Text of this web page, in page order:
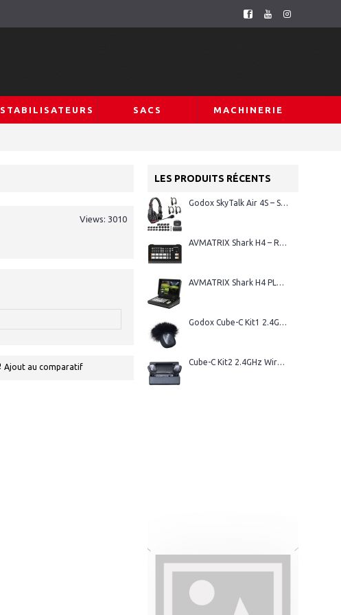
STABILISATEURS SACS MACHINERIE
LES PRODUITS RÉCENTS
Godox SkyTalk Air 4S – Système d’intercom sans fil Full-Duplex
AVMATRIX Shark H4 – Régie vidéo HDMI 4 canaux
AVMATRIX Shark H4 PLUS – Régie vidéo HDMI 4 canaux
Godox Cube-C Kit1 2.4GHz Wireless Microphone
Cube-C Kit2 2.4GHz Wireless Microphone
Views: 3010
Ajout au comparatif